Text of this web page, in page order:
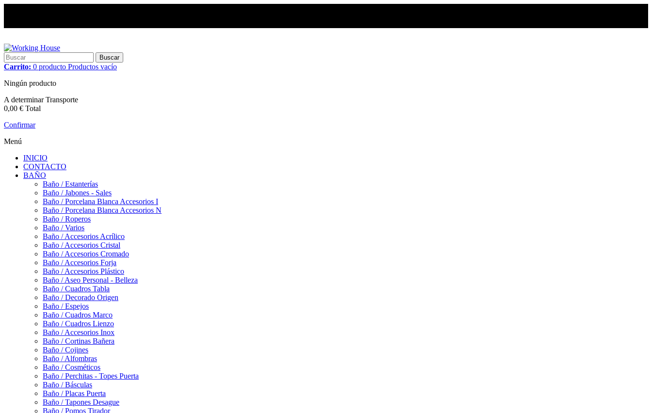
Buscar
Carrito: 0 producto Productos vacío
Ningún producto
A determinarTransporte
0,00 € Total
Confirmar
Menú
INICIO
CONTACTO
BAÑO
Baño / Estanterías
Baño / Jabones - Sales
Baño / Porcelana Blanca Accesorios I
Baño / Porcelana Blanca Accesorios N
Baño / Roperos
Baño / Varios
Baño / Accesorios Acrílico
Baño / Accesorios Cristal
Baño / Accesorios Cromado
Baño / Accesorios Forja
Baño / Accesorios Plástico
Baño / Aseo Personal - Belleza
Baño / Cuadros Tabla
Baño / Decorado Origen
Baño / Espejos
Baño / Cuadros Marco
Baño / Cuadros Lienzo
Baño / Accesorios Inox
Baño / Cortinas Bañera
Baño / Cojines
Baño / Alfombras
Baño / Cosméticos
Baño / Perchitas - Topes Puerta
Baño / Básculas
Baño / Placas Puerta
Baño / Tapones Desague
Baño / Pomos Tirador